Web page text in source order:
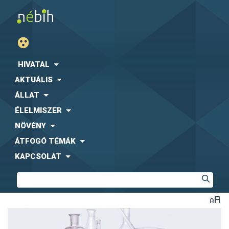
HIVATAL
AKTUÁLIS
ÁLLAT
ÉLELMISZER
NÖVÉNY
ÁTFOGÓ TÉMÁK
KAPCSOLAT